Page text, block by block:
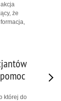
że
której do